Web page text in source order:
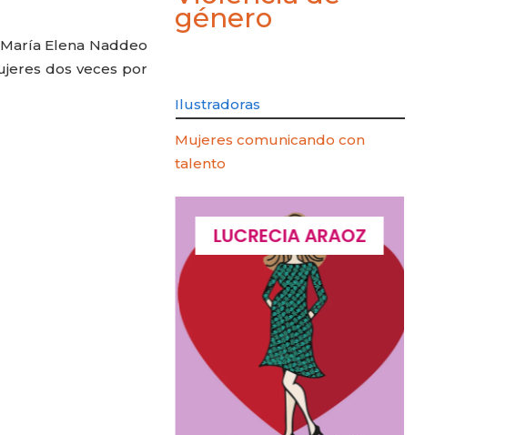
Elena Naddeo
dos veces por
género
Ilustradoras
Mujeres comunicando con
talento
LUCRECIA ARAOZ